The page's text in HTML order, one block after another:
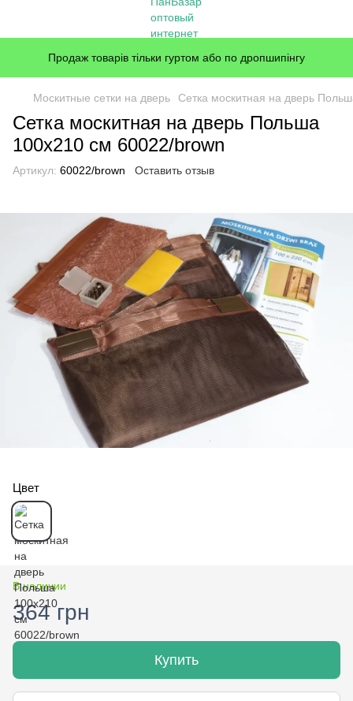
Продаж товарів тільки гуртом або по дропшипінгу
Москитные сетки на дверь Сетка москитная на дверь
Сетка москитная на дверь Польша
100x210 см 60022/brown
Артикул: 60022/brown Оставить отзыв
Цвет
В наличии
364 грн
Купить